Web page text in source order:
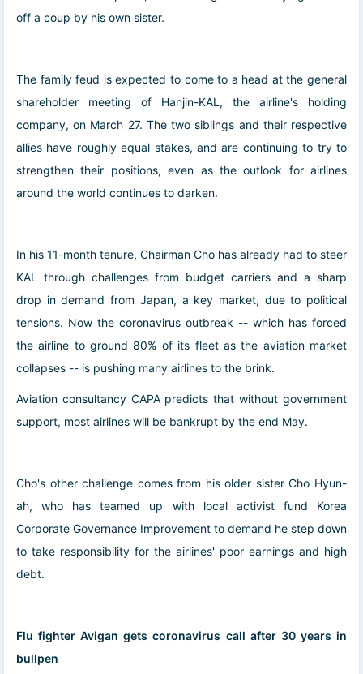
off a coup by his own sister.
The family feud is expected to come to a head at the general
shareholder meeting of Hanjin-KAL, the airline's holding
company, on March 27. The two siblings and their respective
allies have roughly equal stakes, and are continuing to try to
strengthen their positions, even as the outlook for airlines
around the world continues to darken.
In his 11-month tenure, Chairman Cho has already had to steer
KAL through challenges from budget carriers and a sharp
drop in demand from Japan, a key market, due to political
tensions. Now the coronavirus outbreak -- which has forced
the airline to ground 80% of its fleet as the aviation market
collapses -- is pushing many airlines to the brink.
Aviation consultancy CAPA predicts that without government
support, most airlines will be bankrupt by the end May.
Cho's other challenge comes from his older sister Cho Hyun-
ah, who has teamed up with local activist fund Korea
Corporate Governance Improvement to demand he step down
to take responsibility for the airlines' poor earnings and high
debt.
Flu fighter Avigan gets coronavirus call after 30 years in
bullpen